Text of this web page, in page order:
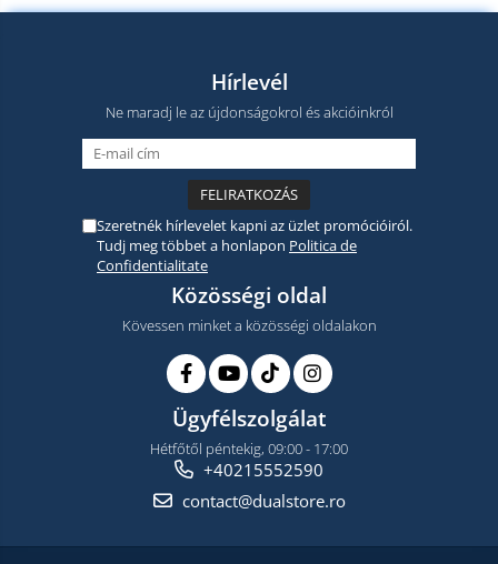
Hírlevél
Ne maradj le az újdonságokrol és akcióinkról
Szeretnék hírlevelet kapni az üzlet promócióiról.
Tudj meg többet a honlapon Politica de
Confidentialitate
Közösségi oldal
Kövessen minket a közösségi oldalakon
Ügyfélszolgálat
Hétfőtől péntekig, 09:00 - 17:00
+40215552590
contact@dualstore.ro